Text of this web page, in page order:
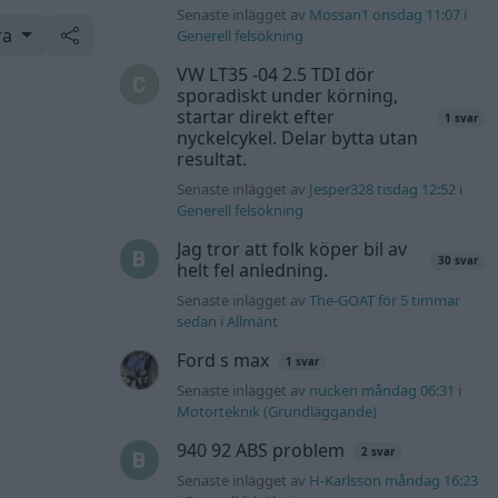
Senaste inlägget av Mossan1 onsdag 11:07 i
Generell felsökning
VW LT35 -04 2.5 TDI dör
sporadiskt under körning,
startar direkt efter
nyckelcykel. Delar bytta utan
resultat.
1 svar
Senaste inlägget av Jesper328 tisdag 12:52 i
Generell felsökning
Jag tror att folk köper bil av
helt fel anledning.
30 svar
Senaste inlägget avThe-GOAT för 5 timmar
sedan iAllmänt
Ford s max 1 svar
Senaste inlägget av nucken måndag 06:31 i
Motorteknik (Grundläggande)
940 92 ABS problem 2 svar
Senaste inlägget av H-Karlsson måndag 16:23